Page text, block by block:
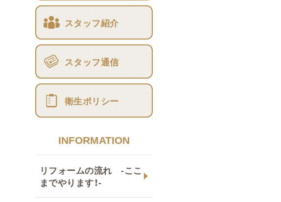
スタッフ紹介
スタッフ通信
衛生ポリシー
INFORMATION
リフォームの流れ -ここ
までやります！-